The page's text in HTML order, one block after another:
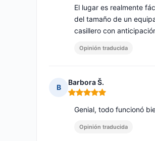
El lugar es realmente
del tamaño de un
casillero con
Opinión traducida
B
Barbora Š.
Nota: 5 de 5
Genial, todo funcionó
Opinión traducida